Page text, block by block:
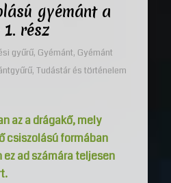
gyémánt a
1. rész
gyűrű, Gyémánt, Gyémánt
, Tudástár és történelem
az a drágakő, mely
csiszolású formában
ad számára teljesen